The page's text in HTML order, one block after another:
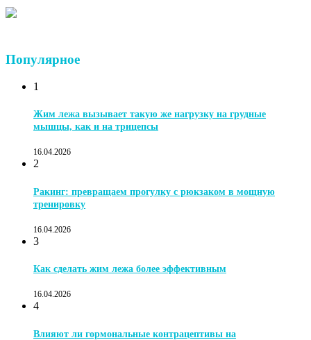
Популярное
1
Жим лежа вызывает такую же нагрузку на грудные
мышцы, как и на трицепсы
16.04.2026
2
Ракинг: превращаем прогулку с рюкзаком в мощную
тренировку
16.04.2026
3
Как сделать жим лежа более эффективным
16.04.2026
4
Влияют ли гормональные контрацептивы на